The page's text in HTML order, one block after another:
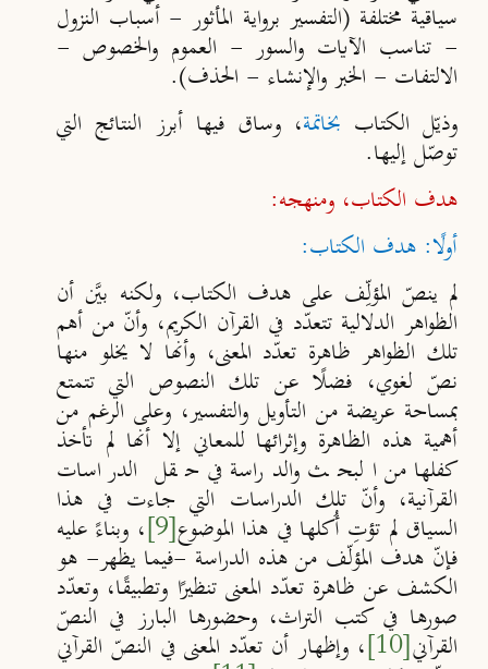
سياقية مختلفة (التفسير برواية المأثور - أسباب النزول
- تناسب الآيات والسور - العموم والخصوص -
الالتفات - الخبر والإنشاء - الحذف).
وذيّل الكتاب بخاتمة، وساق فيها أبرز النتائج التي
توصّل إليها.
هدف الكتاب، ومنهجه:
أولًا: هدف الكتاب:
لم ينصّ المؤلِّف على هدف الكتاب، ولكنه بيَّن أن
الظواهر الدلالية تتعدّد في القرآن الكريم، وأنّ من أهم
تلك الظواهر ظاهرة تعدّد المعنى، وأنها لا يخلو منها
نصّ لغوي، فضلًا عن تلك النصوص التي تتمتع
بمساحة عريضة من التأويل والتفسير، وعلى الرغم من
أهمية هذه الظاهرة وإثرائها للمعاني إلا أنها لم تأخذ
كفلها من البحث والدراسة في حقل الدراسات
القرآنية، وأنّ تلك الدراسات التي جاءت في هذا
السياق لم تؤتِ أُكلها في هذا الموضوع[9] ، وبناءً عليه
فإنّ هدف المؤلّف من هذه الدراسة -فيما يظهر- هو
الكشف عن ظاهرة تعدّد المعنى تنظيرًا وتطبيقًا، وتعدّد
صورها في كتب التراث، وحضورها البارز في النصّ
القرآني[10] ، وإظهار أن تعدّد المعنى في النصّ القرآني